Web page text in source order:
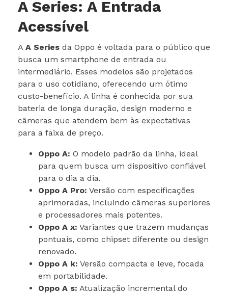
A Series: A Entrada
Acessível
A A Series da Oppo é voltada para o público que
busca um smartphone de entrada ou
intermediário. Esses modelos são projetados
para o uso cotidiano, oferecendo um ótimo
custo-benefício. A linha é conhecida por sua
bateria de longa duração, design moderno e
câmeras que atendem bem às expectativas
para a faixa de preço.
Oppo A: O modelo padrão da linha, ideal
para quem busca um dispositivo confiável
para o dia a dia.
Oppo A Pro: Versão com especificações
aprimoradas, incluindo câmeras superiores
e processadores mais potentes.
Oppo A x: Variantes que trazem mudanças
pontuais, como chipset diferente ou design
renovado.
Oppo A k: Versão compacta e leve, focada
em portabilidade.
Oppo A s: Atualização incremental do